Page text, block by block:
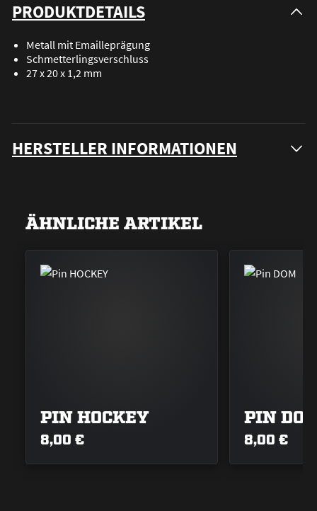
PRODUKTDETAILS
Metall mit Emailleprägung
Schmetterlingsverschluss
27 x 20 x 1,2 mm
HERSTELLER INFORMATIONEN
ÄHNLICHE ARTIKEL
PIN HOCKEY
8,00 €
PIN
8,00 €